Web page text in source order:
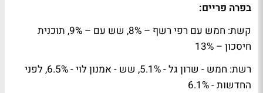
בפרה פריים:
קשת: חמש עם רפי רשף – 8%, שש עם – 9%, תוכנית
חיסכון – 13%
רשת: חמש - שרון גל - 5.1%, שש - אמנון לוי - 6.5%, לפני
החדשות - 6.1%